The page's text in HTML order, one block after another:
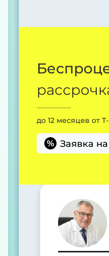
до 12 месяцев от
% Заявка